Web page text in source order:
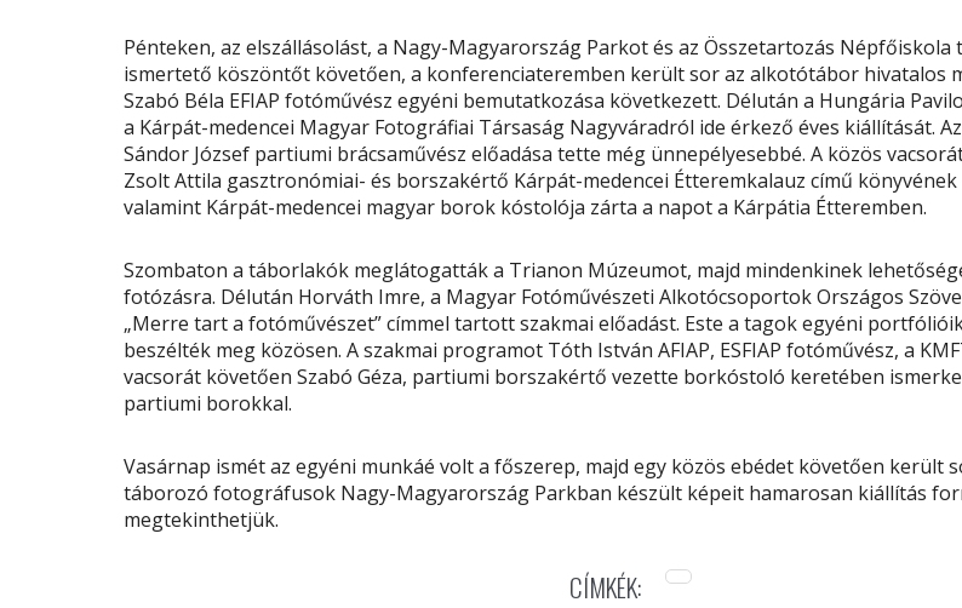
Pénteken, az elszállásolást, a Nagy-Magyarország Parkot és az Összetartozás Népfőiskola
ismertető köszöntőt követően, a konferenciateremben került sor az alkotótábor hivatalos
Szabó Béla EFIAP fotóművész egyéni bemutatkozása következett. Délután a Hungária
a Kárpát-medencei Magyar Fotográfiai Társaság Nagyváradról ide érkező éves kiállítását.
Sándor József partiumi brácsaművész előadása tette még ünnepélyesebbé. A közös
Zsolt Attila gasztronómiai- és borszakértő Kárpát-medencei Étteremkalauz című
valamint Kárpát-medencei magyar borok kóstolója zárta a napot a Kárpátia Étteremben.
Szombaton a táborlakók meglátogatták a Trianon Múzeumot, majd mindenkinek
fotózásra. Délután Horváth Imre, a Magyar Fotóművészeti Alkotócsoportok Országos
„Merre tart a fotóművészet” címmel tartott szakmai előadást. Este a tagok egyéni
beszélték meg közösen. A szakmai programot Tóth István AFIAP, ESFIAP fotóművész, a
vacsorát követően Szabó Géza, partiumi borszakértő vezette borkóstoló keretében
partiumi borokkal.
Vasárnap ismét az egyéni munkáé volt a főszerep, majd egy közös ebédet követően került
táborozó fotográfusok Nagy-Magyarország Parkban készült képeit hamarosan kiállítás
megtekinthetjük.
CÍMKÉK: